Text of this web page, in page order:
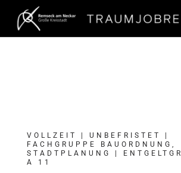
VOLLZEIT | UNBEFRISTET |
FACHGRUPPE BAUORDNUNG,
STADTPLANUNG |
A 11